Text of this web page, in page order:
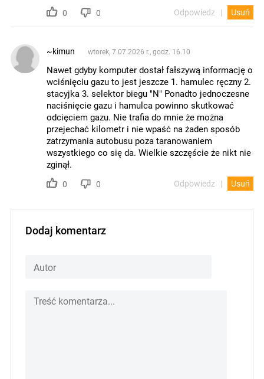
0 0 Odpowiedz Usuń
~kimun wtorek, 7.07.2026 r., godz. 16.10
Nawet gdyby komputer dostał fałszywą informację o
wciśnięciu gazu to jest jeszcze 1. hamulec ręczny 2.
stacyjka 3. selektor biegu "N" Ponadto jednoczesne
naciśnięcie gazu i hamulca powinno skutkować
odcięciem gazu. Nie trafia do mnie że można
przejechać kilometr i nie wpaść na żaden sposób
zatrzymania autobusu poza taranowaniem
wszystkiego co się da. Wielkie szczęście że nikt nie
zginął.
0 0 Odpowiedz Usuń
Dodaj komentarz